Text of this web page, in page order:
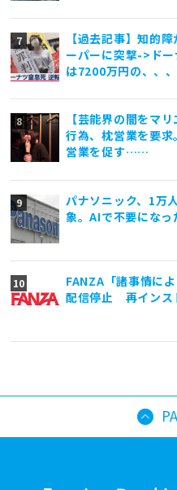
【過去記事】知的
ーパーに突撃->ド
は7200万円の、、、
【芸能界の闇をマ
行為、枕営業を要
営業を促す……
パナソニック、1万
象。AIで不要になっ
FANZA「諸事情に
配信停止 再インス